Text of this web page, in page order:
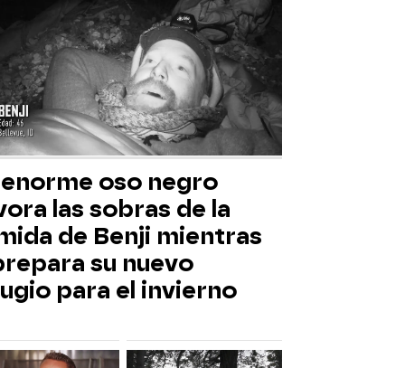
oso negro
las sobras de la
de Benji mientras
su nuevo
para el invierno